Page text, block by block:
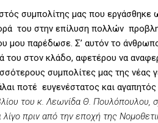
συμπολίτης μας που εργάσθηκε
του στην επίλυση πολλών
μου παρέδωσε. Σ’ αυτόν το
του στον κλάδο, αφετέρου να
συμπολίτες μας της νέας
ποτέ ευγενέστατος και
του κ. Λεωνίδα Θ. Πουλόπουλου,
λίγο πριν από την εποχή της